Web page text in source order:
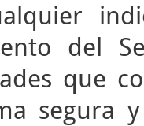
del
que
segura